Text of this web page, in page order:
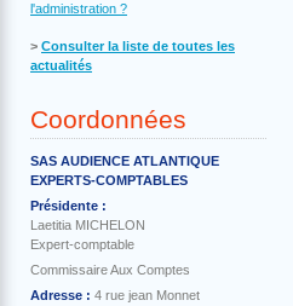
l'administration ?
˃ Consulter la liste de toutes les
actualités
Coordonnées
SAS AUDIENCE ATLANTIQUE
EXPERTS-COMPTABLES
Présidente :
Laetitia MICHELON
Expert-comptable
Commissaire Aux Comptes
Adresse : 4 rue jean Monnet